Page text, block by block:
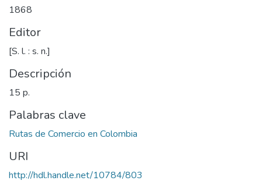
1868
Editor
[S. l. : s. n.]
Descripción
15 p.
Palabras clave
Rutas de Comercio en Colombia
URI
http://hdl.handle.net/10784/803